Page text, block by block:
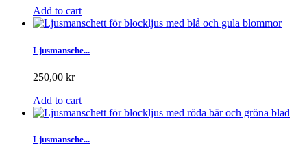
Add to cart
Ljusmansche...
250,00 kr
Add to cart
Ljusmansche...